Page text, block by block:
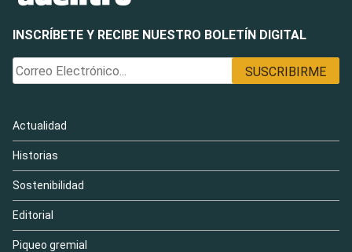
INSCRÍBETE Y RECIBE NUESTRO BOLETÍN DIGITAL
Actualidad
Historias
Sostenibilidad
Editorial
Piqueo gremial